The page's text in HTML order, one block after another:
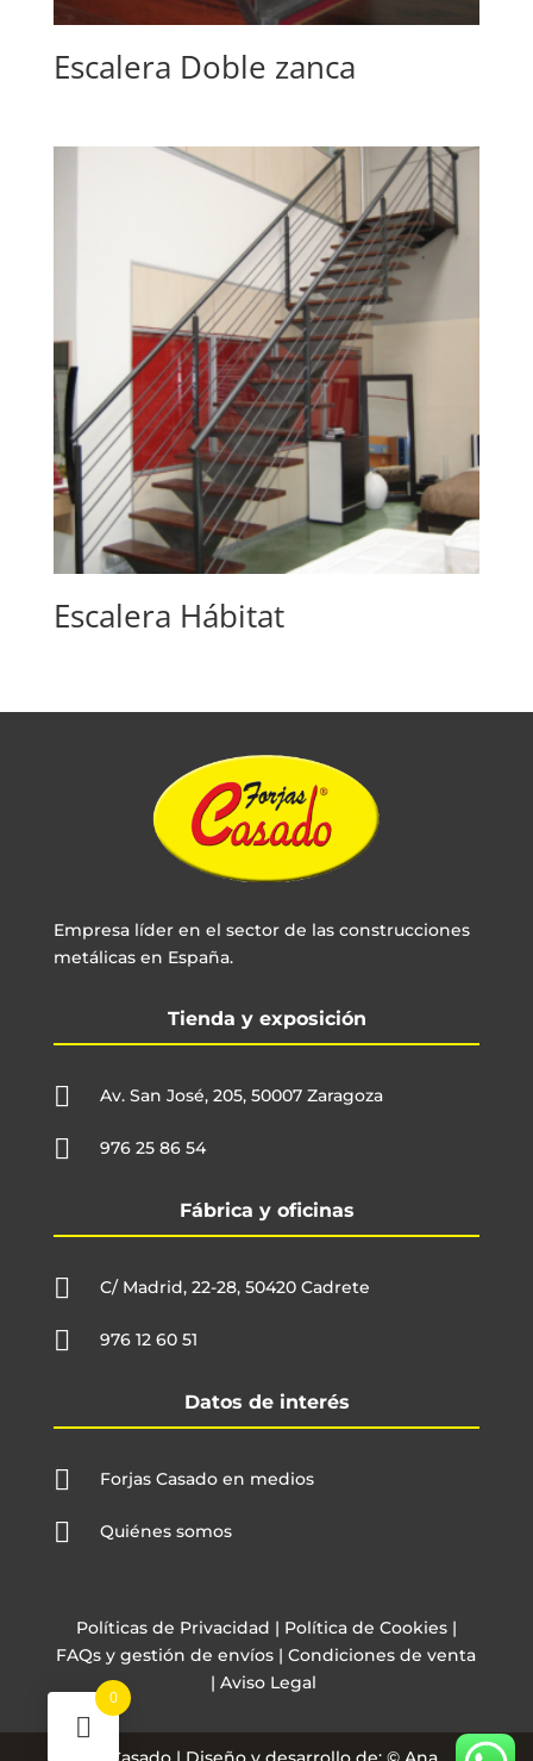
Escalera Doble zanca
Escalera Hábitat
Empresa líder en el sector de las construcciones
metálicas en España.
Tienda y exposición
 Av. San José, 205, 50007 Zaragoza
 976 25 86 54
Fábrica y oficinas
 C/ Madrid, 22-28, 50420 Cadrete
 976 12 60 51
Datos de interés
 Forjas Casado en medios
 Quiénes somos
Políticas de Privacidad | Política de Cookies|
FAQs y gestión de envíos |Condiciones de venta
| Aviso Legal
0